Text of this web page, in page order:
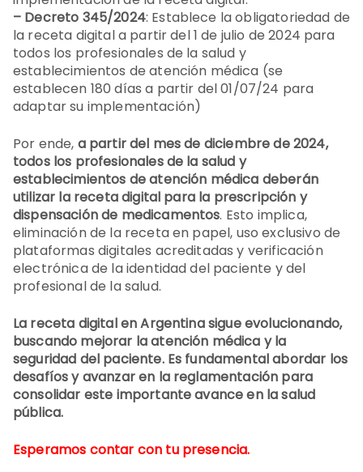
– Decreto 345/2024: Establece la obligatoriedad de
la receta digital a partir del 1 de julio de 2024 para
todos los profesionales de la salud y
establecimientos de atención médica (se
establecen 180 días a partir del 01/07/24 para
adaptar su implementación)
Por ende, a partir del mes de diciembre de 2024,
todos los profesionales de la salud y
establecimientos de atención médica deberán
utilizar la receta digital para la prescripción y
dispensación de medicamentos. Esto implica,
eliminación de la receta en papel, uso exclusivo de
plataformas digitales acreditadas y verificación
electrónica de la identidad del paciente y del
profesional de la salud.
La receta digital en Argentina sigue evolucionando,
buscando mejorar la atención médica y la
seguridad del paciente. Es fundamental abordar los
desafíos y avanzar en la reglamentación para
consolidar este importante avance en la salud
pública.
Esperamos contar con tu presencia.